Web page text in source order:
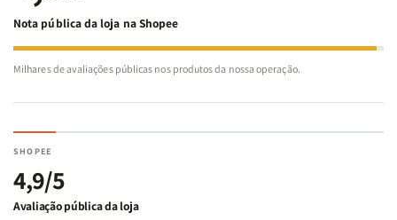
Nota pública da loja na Shopee
Milhares de avaliações públicas nos produtos da nossa operação.
SHOPEE
4,9/5
Avaliação pública da loja